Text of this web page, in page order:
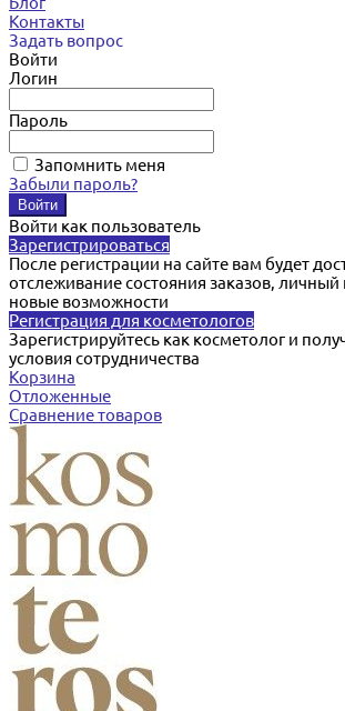
Контакты
Задать вопрос
Войти
Логин
Пароль
Запомнить меня
Забыли пароль?
Войти как пользователь
Зарегистрироваться
После регистрации на сайте вам будет
отслеживание состояния заказов, личный
новые возможности
Регистрация для косметологов
Зарегистрируйтесь как косметолог и
условия сотрудничества
Корзина
Отложенные
Сравнение товаров